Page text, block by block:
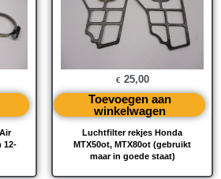
12-
Luchtfilter rekjes Honda
MTX50ot, MTX80ot (gebruikt
maar in goede staat)
€ 25,00
Toevoegen aan
winkelwagen